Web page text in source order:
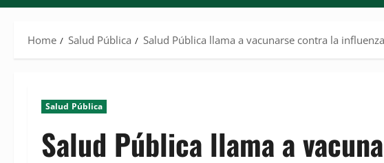
Home Salud Pública Salud Pública llama a vacunarse contra la influenza
Salud Pública
Salud Pública llama a